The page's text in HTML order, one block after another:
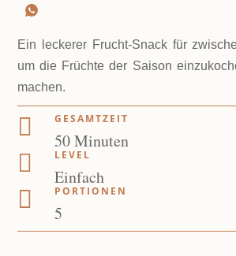
Ein leckerer Frucht-Snack für
um die Früchte der Saison
machen.
 GESAMTZEIT
50M
i
n
u
e
Minuten
 LEVEL
Einfach
 PORTIONEN
5